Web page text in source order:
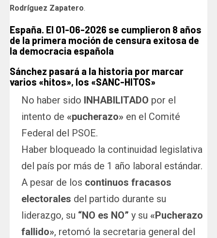
Rodríguez Zapatero.
España. El 01-06-2026 se cumplieron 8 años
de la primera moción de censura exitosa de
la democracia española
Sánchez pasará a la historia por marcar
varios «hitos», los «SANC-HITOS»
No haber sido INHABILITADO por el
intento de «pucherazo» en el Comité
Federal del PSOE.
Haber bloqueado la continuidad legislativa
del país por más de 1 año laboral estándar.
A pesar de los continuos fracasos
electorales del partido durante su
liderazgo, su “NO es NO” y su «Pucherazo
fallido», retomó la secretaria general del